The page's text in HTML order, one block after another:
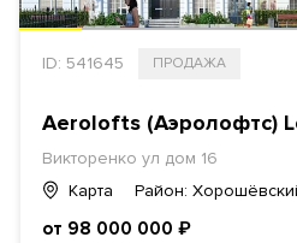
ID: 541645 ПРОДАЖА
Aerolofts (Аэролофтс)
Викторенко ул дом 16
Карта
Район:
от 98 000 000 ₽